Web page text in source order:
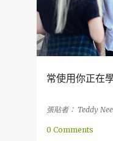
常使用你正在
張貼者： Teddy Nee
0 Comments